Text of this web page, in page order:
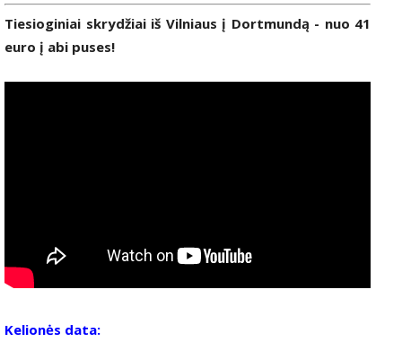
Tiesioginiai skrydžiai iš Vilniaus į Dortmundą - nuo 41
euro į abi puses!
Kelionės data: